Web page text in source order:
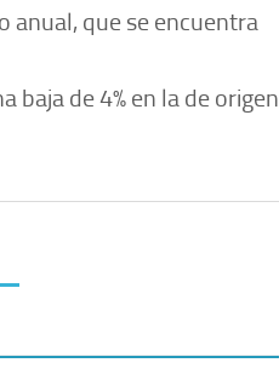
anual, que se encuentra
baja de 4% en la de origen